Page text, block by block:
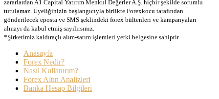
zararlardan A1 Capital Yatırım Menkul Değerler A.Ş. hiçbir şekilde sorumlu
tutulamaz. Üyeliğinizin başlangıcıyla birlikte Forexkocu tarafından
gönderilecek eposta ve SMS şeklindeki forex bültenleri ve kampanyaları
almayı da kabul etmiş sayılırsınız.
*Şirketimiz kaldıraçlı alım-satım işlemleri yetki belgesine sahiptir.
Anasayfa
Forex Nedir?
Nasıl Kullanırım?
Forex Altın Analizleri
Banka Hesap Bilgileri